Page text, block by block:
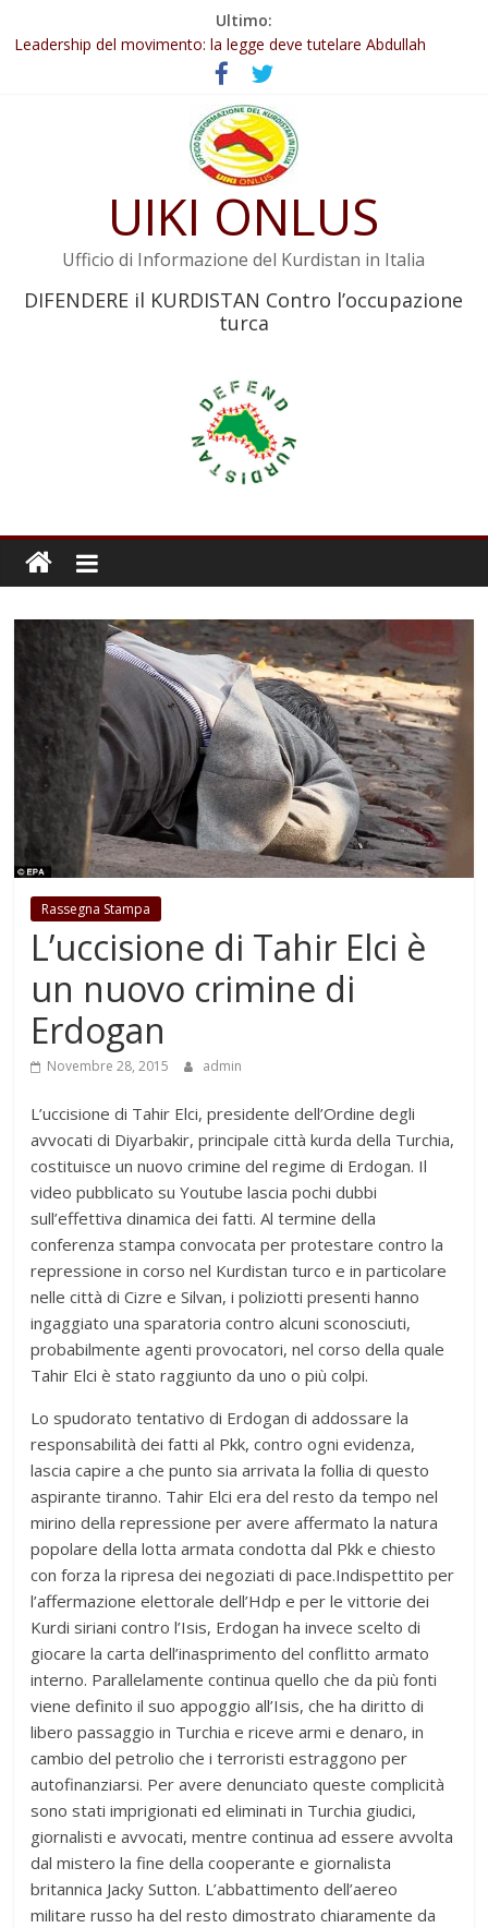
Ultimo:
Abdullah Öcalan: Le legge negativa deve essere trasformata in
legge positiva
Leadership del movimento: la legge deve tutelare Abdullah
Commissione donne del KNK: Şengal è di nuovo sotto minaccia
Non tenere conto della situazione di Rêber Apo ostacolerebbe
Il KNK chiede un’azione internazionale contro i crimini di guerra
UIKI ONLUS
Ufficio di Informazione del Kurdistan in Italia
DIFENDERE il KURDISTAN Contro l’occupazione
turca
Rassegna Stampa
L’uccisione di Tahir Elci è
un nuovo crimine di
Erdogan
Novembre 28, 2015 admin
L’uccisione di Tahir Elci, presidente dell’Ordine degli
avvocati di Diyarbakir, principale città kurda della Turchia,
costituisce un nuovo crimine del regime di Erdogan. Il
video pubblicato su Youtube lascia pochi dubbi
sull’effettiva dinamica dei fatti. Al termine della
conferenza stampa convocata per protestare contro la
repressione in corso nel Kurdistan turco e in particolare
nelle città di Cizre e Silvan, i poliziotti presenti hanno
ingaggiato una sparatoria contro alcuni sconosciuti,
probabilmente agenti provocatori, nel corso della quale
Tahir Elci è stato raggiunto da uno o più colpi.
Lo spudorato tentativo di Erdogan di addossare la
responsabilità dei fatti al Pkk, contro ogni evidenza,
lascia capire a che punto sia arrivata la follia di questo
aspirante tiranno. Tahir Elci era del resto da tempo nel
mirino della repressione per avere affermato la natura
popolare della lotta armata condotta dal Pkk e chiesto
con forza la ripresa dei negoziati di pace.Indispettito per
l’affermazione elettorale dell’Hdp e per le vittorie dei
Kurdi siriani contro l’Isis, Erdogan ha invece scelto di
giocare la carta dell’inasprimento del conflitto armato
interno. Parallelamente continua quello che da più fonti
viene definito il suo appoggio all’Isis, che ha diritto di
libero passaggio in Turchia e riceve armi e denaro, in
cambio del petrolio che i terroristi estraggono per
autofinanziarsi. Per avere denunciato queste complicità
sono stati imprigionati ed eliminati in Turchia giudici,
giornalisti e avvocati, mentre continua ad essere avvolta
dal mistero la fine della cooperante e giornalista
britannica Jacky Sutton. L’abbattimento dell’aereo
militare russo ha del resto dimostrato chiaramente da